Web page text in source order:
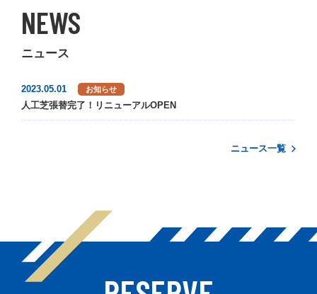
NEWS
ニュース
2023.05.01 お知らせ
人工芝張替完了！リニューアルOPEN
ニュース一覧